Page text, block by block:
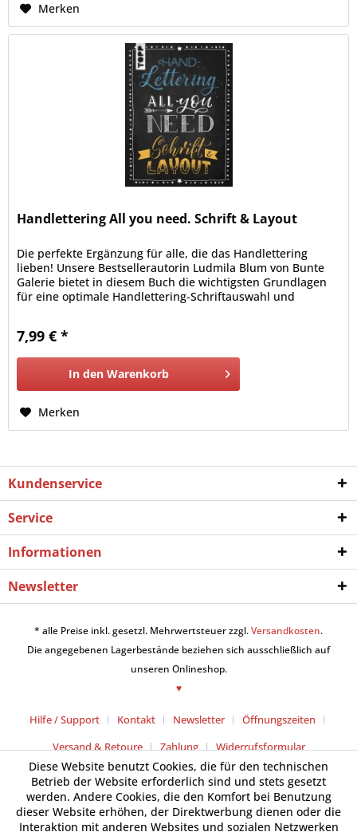
Merken
Handlettering All you need. Schrift & Layout
Die perfekte Ergänzung für alle, die das Handlettering
lieben! Unsere Bestsellerautorin Ludmila Blum von Bunte
Galerie bietet in diesem Buch die wichtigsten Grundlagen
für eine optimale Handlettering-Schriftauswahl und
Mittelpunkt, denn vor dem Layout kommt die Schrift und
es...
7,99 € *
In den Warenkorb
Merken
Kundenservice
Service
Informationen
Newsletter
* alle Preise inkl. gesetzl. Mehrwertsteuer zzgl.Versandkosten.
Die angegebenen Lagerbestände beziehen sich ausschließlich auf
unseren Onlineshop.
♥
Hilfe / Support Kontakt Newsletter
Öffnungszeiten
Versand & Retoure
Zahlung Widerrufsformular
Diese Website benutzt Cookies, die für den technischen
Betrieb der Website erforderlich sind und stets gesetzt
werden. Andere Cookies, die den Komfort bei Benutzung
dieser Website erhöhen, der Direktwerbung dienen oder die
Interaktion mit anderen Websites und sozialen Netzwerken